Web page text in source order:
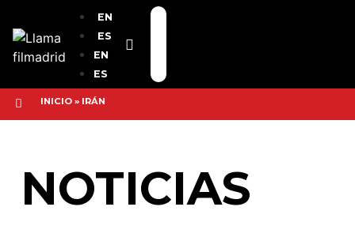
EN
ES
EN
ES
INICIO » IRÁN
NOTICIAS